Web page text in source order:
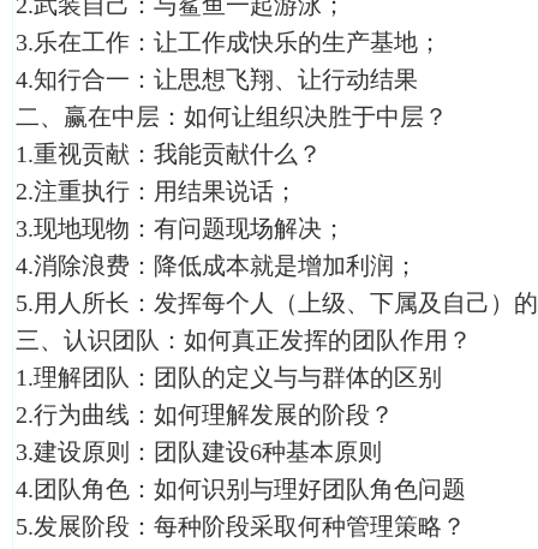
3.乐在工作：让工作成快乐的生产基地；
4.知行合一：让思想飞翔、让行动结果
二、赢在中层：如何让组织决胜于中层？
1.重视贡献：我能贡献什么？
2.注重执行：用结果说话；
3.现地现物：有问题现场解决；
4.消除浪费：降低成本就是增加利润；
5.用人所长：发挥每个人（上级、下属及自己）
三、认识团队：如何真正发挥的团队作用？
1.理解团队：团队的定义与与群体的区别
2.行为曲线：如何理解发展的阶段？
3.建设原则：团队建设6种基本原则
4.团队角色：如何识别与理好团队角色问题
5.发展阶段：每种阶段采取何种管理策略？